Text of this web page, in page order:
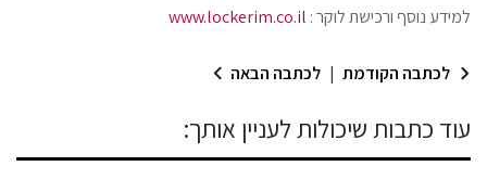
למידע נוסף ורכישת לוקר : www.lockerim.co.il
לכתבה הקודמת | לכתבה הבאה
עוד כתבות שיכולות לעניין אותך: